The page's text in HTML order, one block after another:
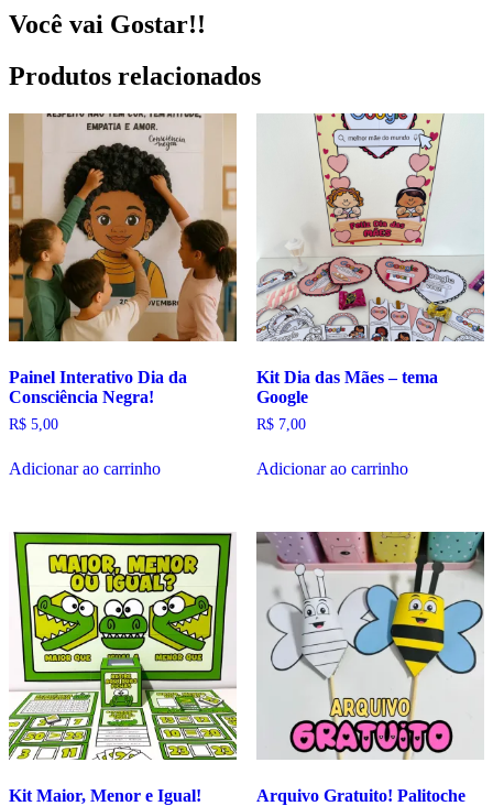
Suas
Férias!
Você vai Gostar!!
Produtos relacionados
Painel Interativo Dia da
Consciência Negra!
R$ 5,00
Adicionar ao carrinho
Kit Dia das Mães – tema
Google
R$7,00
Adicionar ao carrinho
Kit Maior, Menor e Igual!
Arquivo Gratuito! Palitoche